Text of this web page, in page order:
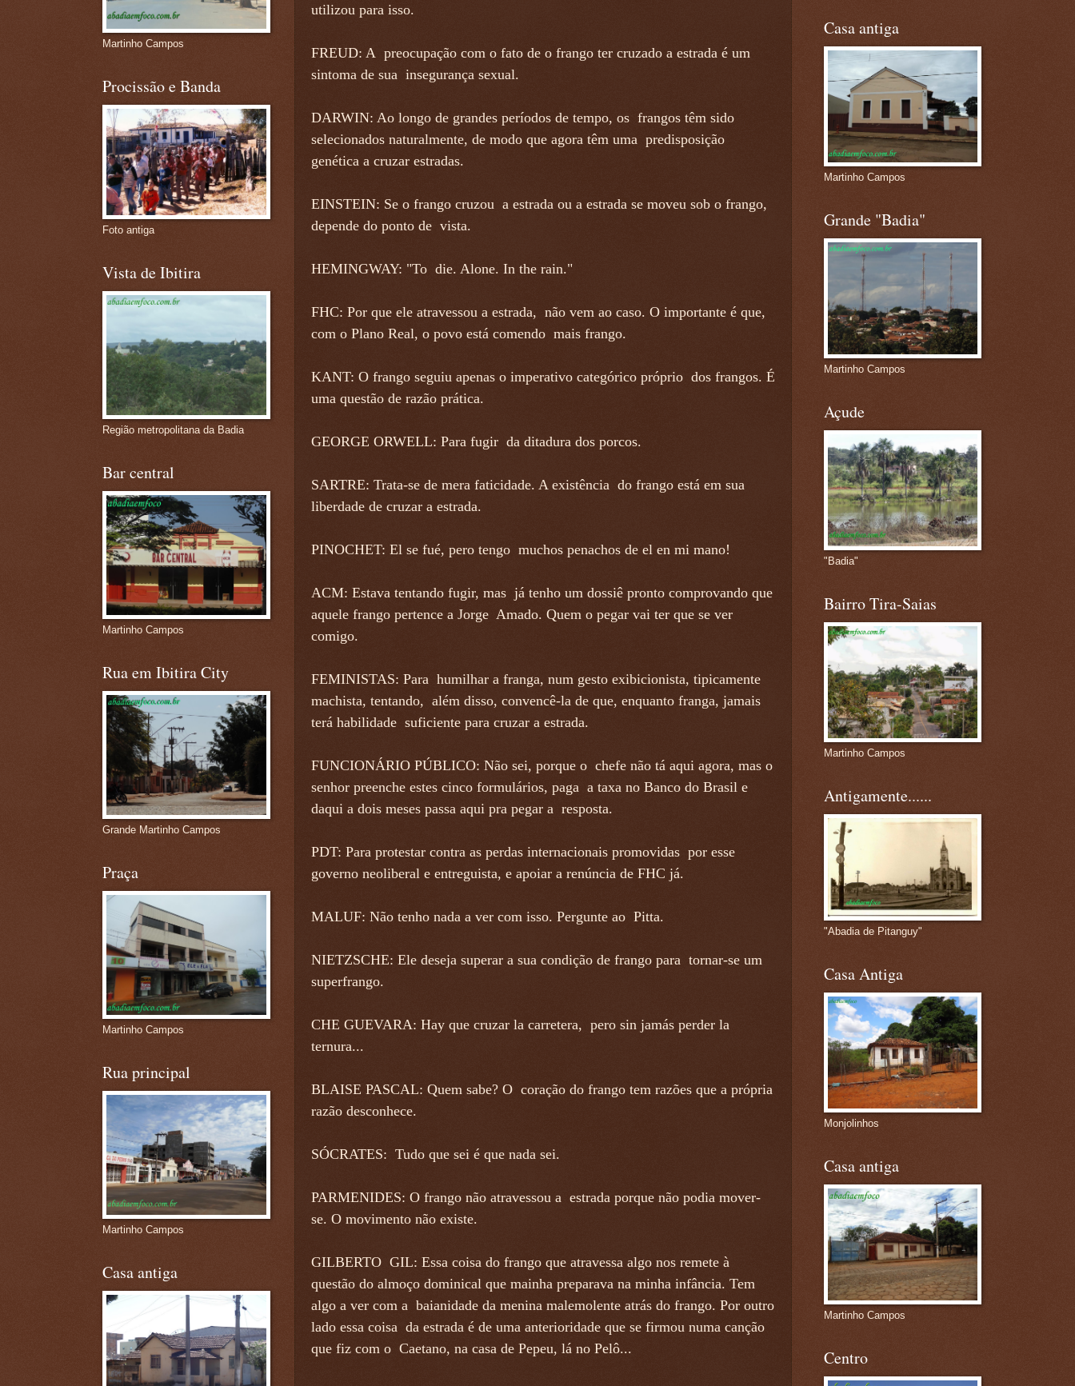
utilizou para isso.
FREUD: A preocupação com o fato de o frango ter cruzado a estrada é um
sintoma de sua insegurança sexual.
DARWIN: Ao longo de grandes períodos de tempo, os frangos têm sido
selecionados naturalmente, de modo que agora têm uma predisposição
genética a cruzar estradas.
EINSTEIN: Se o frango cruzou a estrada ou a estrada se moveu sob o frango,
depende do ponto de vista.
HEMINGWAY: "To die. Alone. In the rain."
FHC: Por que ele atravessou a estrada, não vem ao caso. O importante é que,
com o Plano Real, o povo está comendo mais frango.
KANT: O frango seguiu apenas o imperativo categórico próprio dos frangos. É
uma questão de razão prática.
GEORGE ORWELL: Para fugir da ditadura dos porcos.
SARTRE: Trata-se de mera faticidade. A existência do frango está em sua
liberdade de cruzar a estrada.
PINOCHET: El se fué, pero tengo muchos penachos de el en mi mano!
ACM: Estava tentando fugir, mas já tenho um dossiê pronto comprovando que
aquele frango pertence a Jorge Amado. Quem o pegar vai ter que se ver
comigo.
FEMINISTAS: Para humilhar a franga, num gesto exibicionista, tipicamente
machista, tentando, além disso, convencê-la de que, enquanto franga, jamais
terá habilidade suficiente para cruzar a estrada.
FUNCIONÁRIO PÚBLICO: Não sei, porque o chefe não tá aqui agora, mas o
senhor preenche estes cinco formulários, paga a taxa no Banco do Brasil e
daqui a dois meses passa aqui pra pegar a resposta.
PDT: Para protestar contra as perdas internacionais promovidas por esse
governo neoliberal e entreguista, e apoiar a renúncia de FHC já.
MALUF: Não tenho nada a ver com isso. Pergunte ao Pitta.
NIETZSCHE: Ele deseja superar a sua condição de frango para tornar-se um
superfrango.
CHE GUEVARA: Hay que cruzar la carretera, pero sin jamás perder la
ternura...
BLAISE PASCAL: Quem sabe? O coração do frango tem razões que a própria
razão desconhece.
SÓCRATES: Tudo que sei é que nada sei.
PARMENIDES: O frango não atravessou a estrada porque não podia mover-
se. O movimento não existe.
GILBERTO GIL: Essa coisa do frango que atravessa algo nos remete à
questão do almoço dominical que mainha preparava na minha infância. Tem
algo a ver com a baianidade da menina malemolente atrás do frango. Por outro
lado essa coisa da estrada é de uma anterioridade que se firmou numa canção
que fiz com o Caetano, na casa de Pepeu, lá no Pelô...
Martinho Campos
Procissão e Banda
Foto antiga
Vista de Ibitira
Região metropolitana da Badia
Bar central
Martinho Campos
Rua em Ibitira City
Grande Martinho Campos
Praça
Martinho Campos
Rua principal
Martinho Campos
Casa antiga
Casa antiga
Martinho Campos
Grande "Badia"
Martinho Campos
Açude
"Badia"
Bairro Tira-Saias
Martinho Campos
Antigamente......
"Abadia de Pitanguy"
Casa Antiga
Monjolinhos
Casa antiga
Martinho Campos
Centro